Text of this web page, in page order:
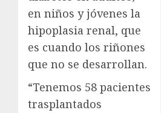
en niños y jóvenes la
hipoplasia renal, que
es cuando los riñones
que no se desarrollan.
“Tenemos 58 pacientes
trasplantados